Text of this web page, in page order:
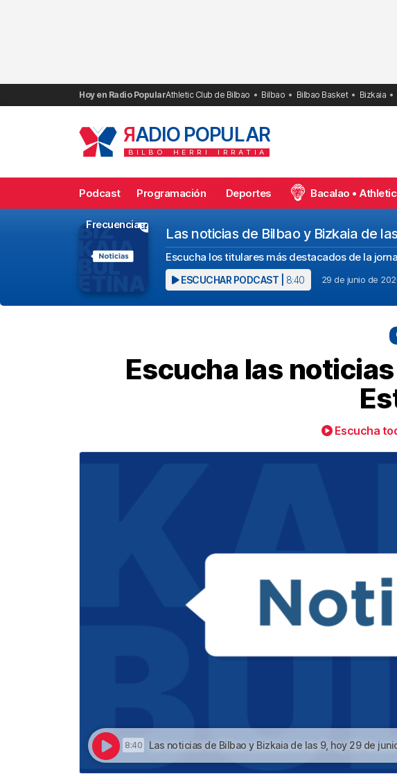
Hoy en Radio PopularAthletic Club de Bilbao Bilbao Bilbao Basket Bizkaia
RADIO POPULAR
BILBO HERRI IRRATIA
Podcast Programación Deportes Bacalao • Athletic
Frecuencias
Las noticias de Bilbao y Bizkaia de
Escucha los titulares más destacados de la
ESCUCHAR PODCAST | 8:40 29 de junio de
Escucha las
Escucha
8:40 Las noticias de Bilbao y Bizkaia de las 9, hoy 29 de junio |